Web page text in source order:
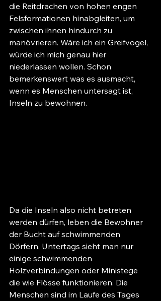
die Reitdrachen von hohen engen
Felsformationen hinabgleiten, um
zwischen ihnen hindurch zu
manövrieren. Wäre ich ein Greifvogel,
würde ich mich genau hier
niederlassen wollen. Schon
bemerkenswert was es ausmacht,
wenn es Menschen untersagt ist,
Inseln zu bewohnen.
Da die Inseln also nicht betreten
werden dürfen, leben die Bewohner
der Bucht auf schwimmenden
Dörfern. Untertags sieht man nur
einige schwimmenden
Holzverbindungen oder Ministege
die wie Flösse funktionieren. Die
Menschen sind im Laufe des Tages